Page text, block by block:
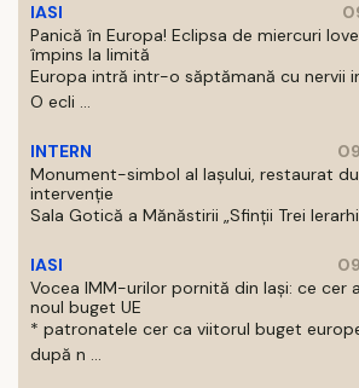
IASI
Panică în Europa! Eclipsa de miercuri
împins la limită
Europa intră intr-o săptămană cu nervii
O ecli ...
INTERN
Monument-simbol al Iaşului, restaurat
intervenţie
Sala Gotică a Mănăstirii „Sfinţii Trei
IASI
Vocea IMM-urilor pornită din Iași: ce cer
noul buget UE
* patronatele cer ca viitorul buget
după n ...